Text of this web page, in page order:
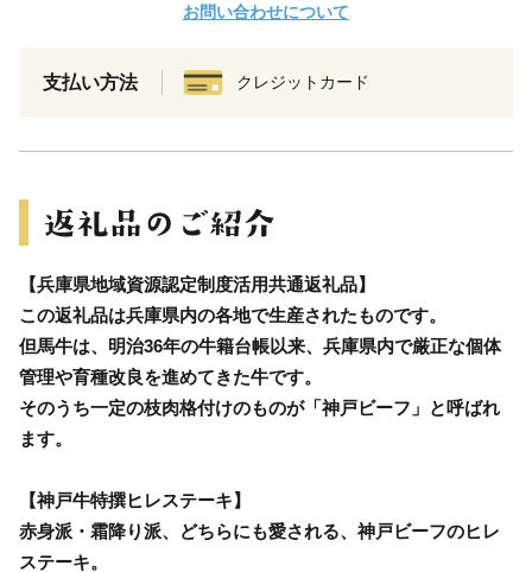
お問い合わせについて
支払い方法 クレジットカード
【兵庫県地域資源認定制度活用共通返礼品】
この返礼品は兵庫県内の各地で生産されたものです。
但馬牛は、明治36年の牛籍台帳以来、兵庫県内で厳正な個体
管理や育種改良を進めてきた牛です。
そのうち一定の枝肉格付けのものが「神戸ビーフ」と呼ばれ
ます。
【神戸牛特撰ヒレステーキ】
赤身派・霜降り派、どちらにも愛される、神戸ビーフのヒレ
ステーキ。